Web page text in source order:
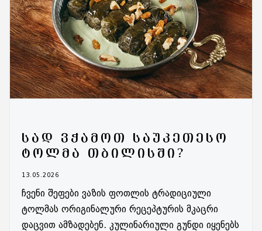
ᲡᲐᲓ ᲕᲭᲐᲛᲝᲗ ᲡᲐᲣᲙᲔᲗᲔᲡᲝ
ᲢᲝᲚᲛᲐ ᲗᲑᲘᲚᲘᲡᲨᲘ?
13.05.2026
ჩვენი შეფები ვაზის ფოთლის ტრადიციული
ტოლმას ორიგინალური რეცეპტურის მკაცრი
დაცვით ამზადებენ. კულინარიული გუნდი იყენებს